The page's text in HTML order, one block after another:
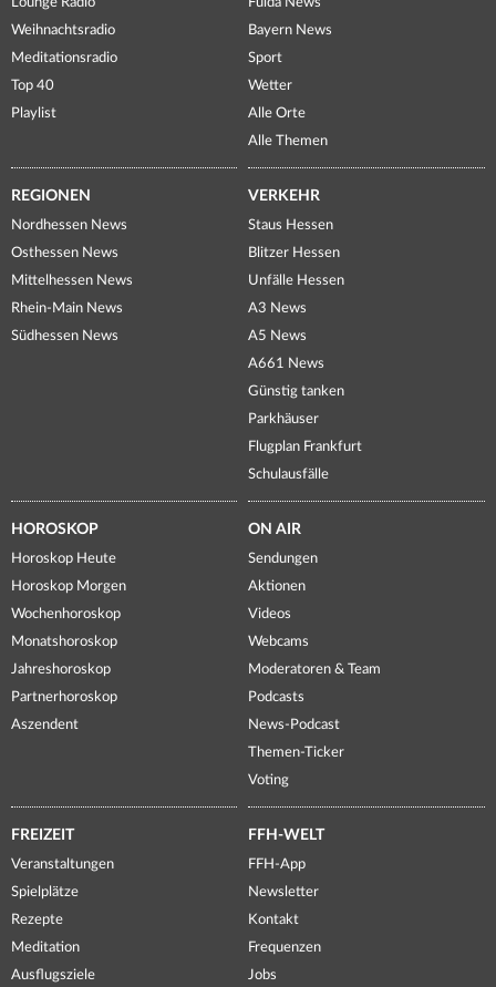
Lounge Radio
Weihnachtsradio
Meditationsradio
Top 40
Playlist
Fulda News
Bayern News
Sport
Wetter
Alle Orte
Alle Themen
REGIONEN
Nordhessen News
Osthessen News
Mittelhessen News
Rhein-Main News
Südhessen News
VERKEHR
Staus Hessen
Blitzer Hessen
Unfälle Hessen
A3 News
A5 News
A661 News
Günstig tanken
Parkhäuser
Flugplan Frankfurt
Schulausfälle
HOROSKOP
Horoskop Heute
Horoskop Morgen
Wochenhoroskop
Monatshoroskop
Jahreshoroskop
Partnerhoroskop
Aszendent
ON AIR
Sendungen
Aktionen
Videos
Webcams
Moderatoren & Team
Podcasts
News-Podcast
Themen-Ticker
Voting
FREIZEIT
Veranstaltungen
Spielplätze
Rezepte
Meditation
Ausflugsziele
FFH-WELT
FFH-App
Newsletter
Kontakt
Frequenzen
Jobs